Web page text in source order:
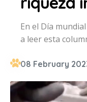
En el Día
a leer esta
08 February